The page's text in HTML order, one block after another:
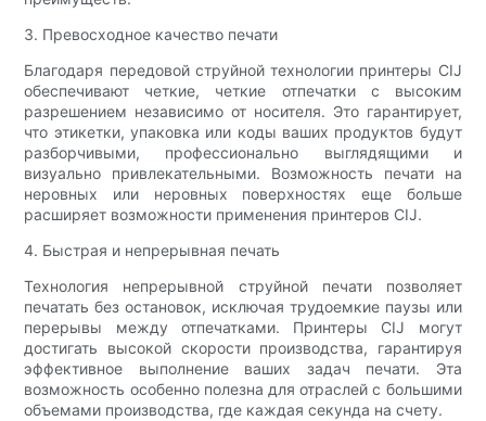
3. Превосходное качество печати
Благодаря передовой струйной технологии принтеры CIJ
обеспечивают четкие, четкие отпечатки с высоким
разрешением независимо от носителя. Это гарантирует,
что этикетки, упаковка или коды ваших продуктов будут
разборчивыми, профессионально выглядящими и
визуально привлекательными. Возможность печати на
неровных или неровных поверхностях еще больше
расширяет возможности применения принтеров CIJ.
4. Быстрая и непрерывная печать
Технология непрерывной струйной печати позволяет
печатать без остановок, исключая трудоемкие паузы или
перерывы между отпечатками. Принтеры CIJ могут
достигать высокой скорости производства, гарантируя
эффективное выполнение ваших задач печати. Эта
возможность особенно полезна для отраслей с большими
объемами производства, где каждая секунда на счету.